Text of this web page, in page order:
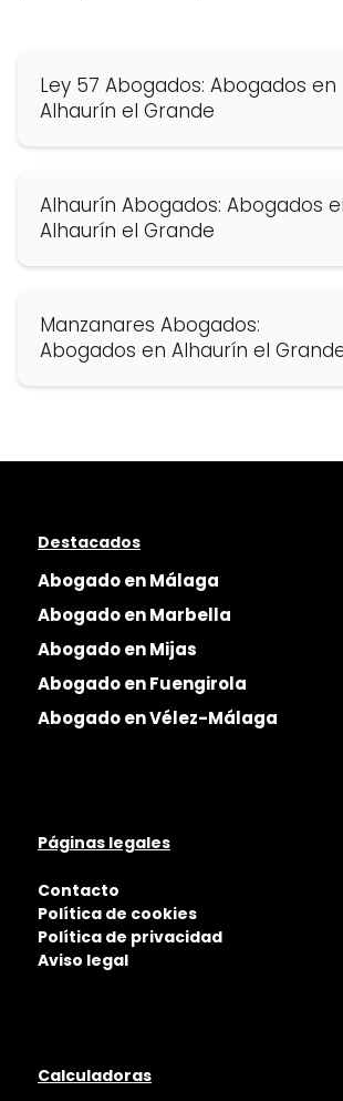
Ley 57 Abogados: Abogados en
Alhaurín el Grande
Alhaurín Abogados: Abogados
Alhaurín el Grande
Manzanares Abogados:
Abogados en Alhaurín el
Destacados
Abogado en Málaga
Abogado en Marbella
Abogado en Mijas
Abogado en Fuengirola
Abogado en Vélez-Málaga
Páginas legales
Contacto
Política de cookies
Política de privacidad
Aviso legal
Calculadoras